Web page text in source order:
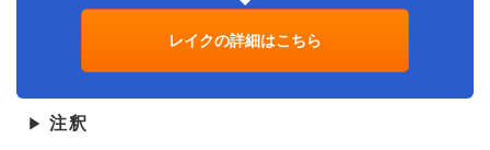
レイクの詳細はこちら
▶ 注釈